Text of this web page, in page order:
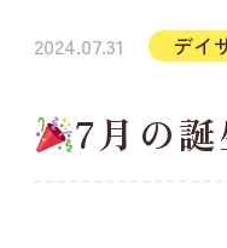
2024.07.31 デイ
7月の誕